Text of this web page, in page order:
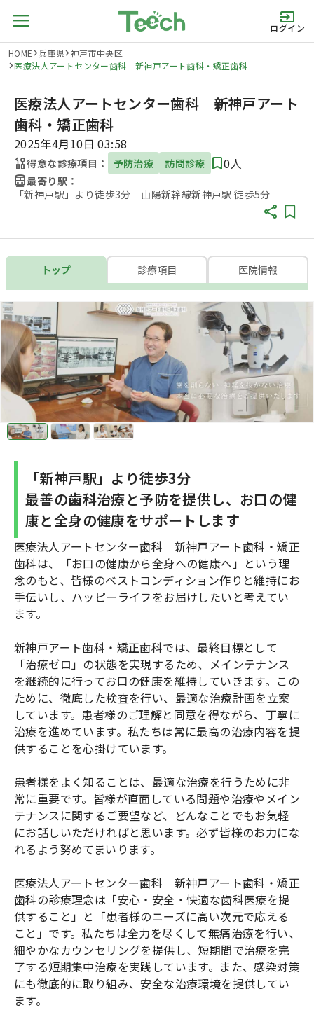
ログイン
HOME 兵庫県 神戸市中央区
医療法人アートセンター歯科 新神戸アート歯科・矯正歯科
医療法人アートセンター歯科 新神戸アート
歯科・矯正歯科
2025年4月10日 03:58
得意な診療項目： 予防治療 訪問診療 0人
最寄り駅：
「新神戸駅」より徒歩3分 山陽新幹線新神戸駅 徒歩5分
トップ 診療項目 医院情報
「新神戸駅」より徒歩3分
最善の歯科治療と予防を提供し、お口の健
康と全身の健康をサポートします
医療法人アートセンター歯科 新神戸アート歯科・矯正
歯科は、「お口の健康から全身への健康へ」という理
念のもと、皆様のベストコンディション作りと維持にお
手伝いし、ハッピーライフをお届けしたいと考えてい
ます。
新神戸アート歯科・矯正歯科では、最終目標として
「治療ゼロ」の状態を実現するため、メインテナンス
を継続的に行ってお口の健康を維持していきます。この
ために、徹底した検査を行い、最適な治療計画を立案
しています。患者様のご理解と同意を得ながら、丁寧に
治療を進めています。私たちは常に最高の治療内容を提
供することを心掛けています。
患者様をよく知ることは、最適な治療を行うために非
常に重要です。皆様が直面している問題や治療やメイン
テナンスに関するご要望など、どんなことでもお気軽
にお話しいただければと思います。必ず皆様のお力にな
れるよう努めてまいります。
医療法人アートセンター歯科 新神戸アート歯科・矯正
歯科の診療理念は「安心・安全・快適な歯科医療を提
供すること」と「患者様のニーズに高い次元で応える
こと」です。私たちは全力を尽くして無痛治療を行い、
細やかなカウンセリングを提供し、短期間で治療を完
了する短期集中治療を実践しています。また、感染対策
にも徹底的に取り組み、安全な治療環境を提供してい
ます。